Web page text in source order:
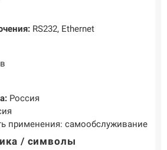
RS232, Ethernet
Россия
применения: самообслуживание
/ символы